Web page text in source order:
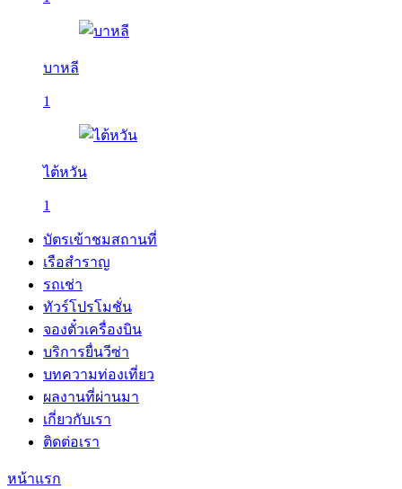
บาหลี
1
ไต้หวัน
1
บัตรเข้าชมสถานที่
เรือสำราญ
รถเช่า
ทัวร์โปรโมชั่น
จองตั๋วเครื่องบิน
บริการยื่นวีซ่า
บทความท่องเที่ยว
ผลงานที่ผ่านมา
เกี่ยวกับเรา
ติดต่อเรา
หน้าแรก